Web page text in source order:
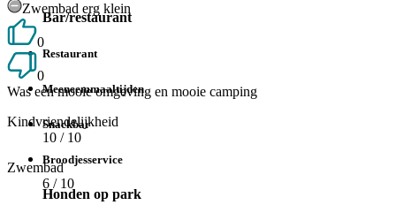
Bar/restaurant
Restaurant
Meeneemmaaltijden
Snackbar
Broodjesservice
Honden op park
Zwembad erg klein
0
0
Was een mooie omgeving en mooie camping
Kindvriendelijkheid
10 / 10
Zwembad
6 / 10